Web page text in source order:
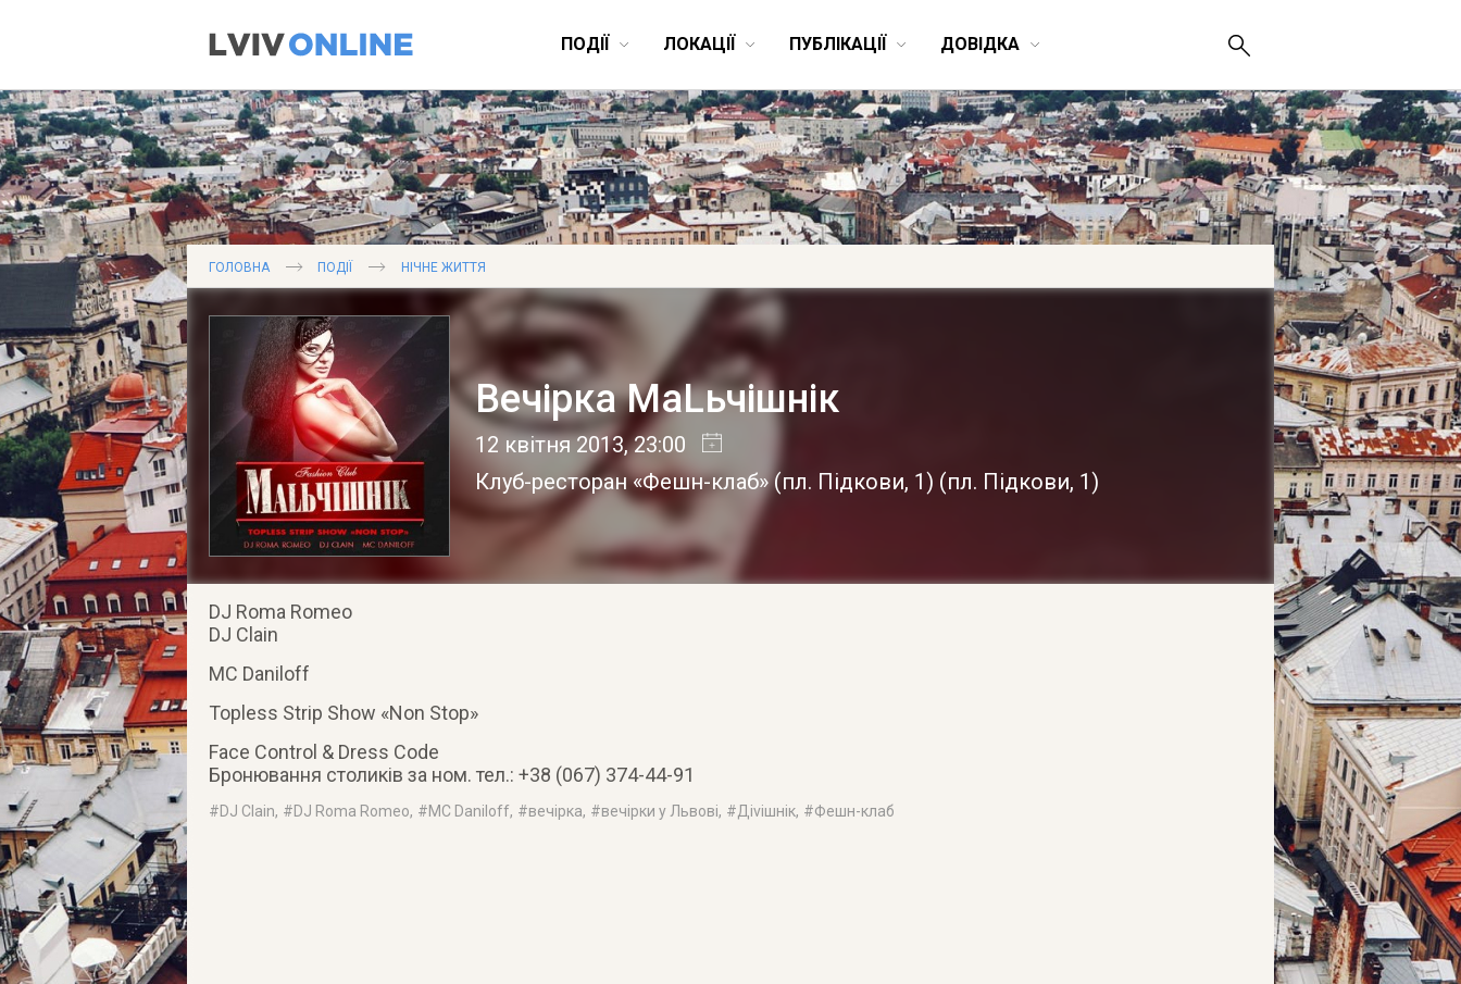
ПОДІЇ ЛОКАЦІЇ ПУБЛІКАЦІЇ ДОВІДКА
ГОЛОВНА ПОДІЇ НІЧНЕ ЖИТТЯ
Вечірка МаLьчішнік
12 квітня 2013, 23:00
Клуб-ресторан «Фешн-клаб» (пл. Підкови, 1) (пл. Підкови, 1)
DJ Roma Romeo
DJ Clain
MC Daniloff
Topless Strip Show «Non Stop»
Face Control & Dress Code
Бронювання столиків за ном. тел.: +38 (067) 374-44-91
#DJ Clain, #DJ Roma Romeo, #MC Daniloff, #вечірка, #вечірки у Львові, #Діvішнік, #Фешн-клаб